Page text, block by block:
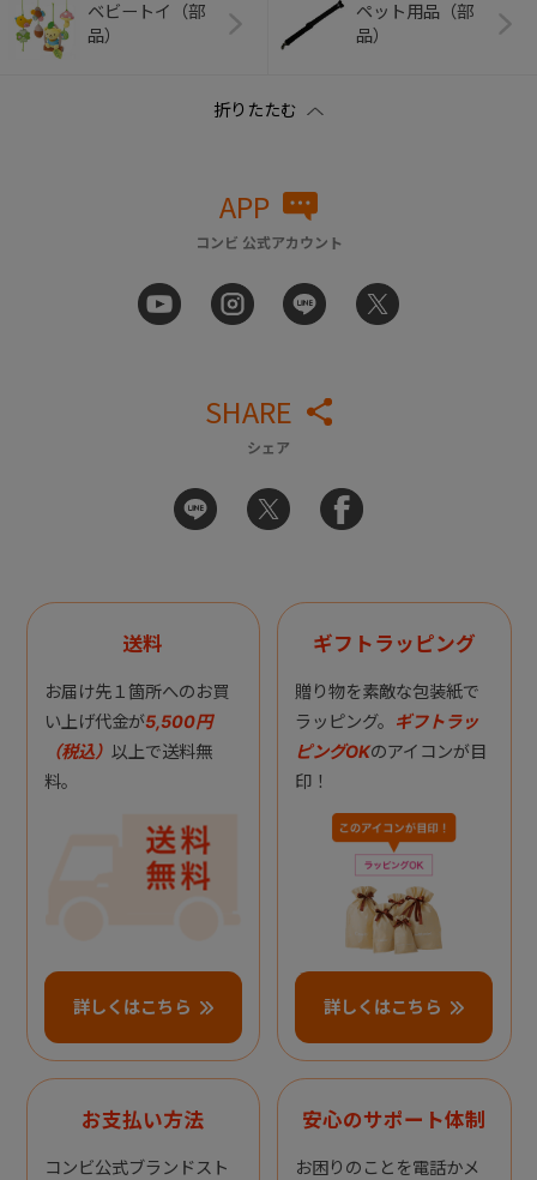
ベビートイ（部
品）
ペット用品（部
品）
APP
コンビ 公式アカウント
SHARE
シェア
送料
お届け先１箇所へのお買
い上げ代金が5,500円
（税込） 以上で送料無
料。
詳しくはこちら
ギフトラッピング
贈り物を素敵な包装紙で
ラッピング。 ギフトラッ
ピングOKのアイコンが目
印！
詳しくはこちら
お支払い方法
コンビ公式ブランドスト
安心のサポート体制
お困りのことを電話かメ